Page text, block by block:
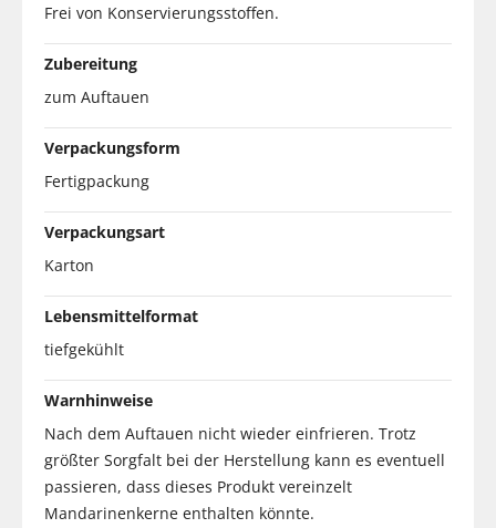
Frei von Konservierungsstoffen.
Zubereitung
zum Auftauen
Verpackungsform
Fertigpackung
Verpackungsart
Karton
Lebensmittelformat
tiefgekühlt
Warnhinweise
Nach dem Auftauen nicht wieder einfrieren. Trotz
größter Sorgfalt bei der Herstellung kann es eventuell
passieren, dass dieses Produkt vereinzelt
Mandarinenkerne enthalten könnte.